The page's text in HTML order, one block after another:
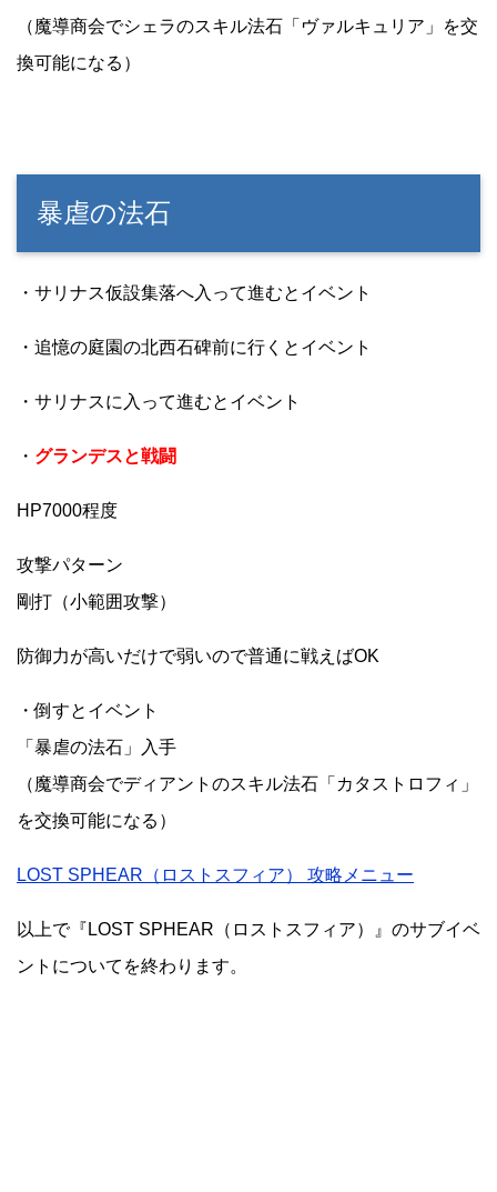
（魔導商会でシェラのスキル法石「ヴァルキュリア」を交
換可能になる）
暴虐の法石
・サリナス仮設集落へ入って進むとイベント
・追憶の庭園の北西石碑前に行くとイベント
・サリナスに入って進むとイベント
・ グランデスと戦闘
HP7000程度
攻撃パターン
剛打（小範囲攻撃）
防御力が高いだけで弱いので普通に戦えばOK
・倒すとイベント
「暴虐の法石」入手
（魔導商会でディアントのスキル法石「カタストロフィ」
を交換可能になる）
LOST SPHEAR（ロストスフィア） 攻略メニュー
以上で『LOST SPHEAR（ロストスフィア）』のサブイベ
ントについてを終わります。